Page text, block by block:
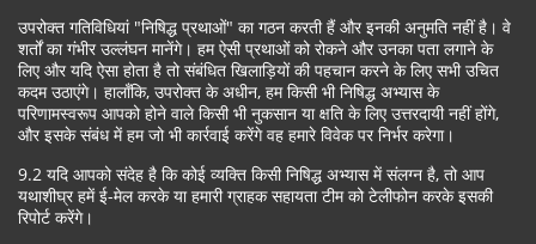
उपरोक्त गतिविधियां "निषिद्ध प्रथाओं" का गठन करती हैं और इनकी अनुमति नहीं है। वे
शर्तों का गंभीर उल्लंघन मानेंगे। हम ऐसी प्रथाओं को रोकने और उनका पता लगाने के
लिए और यदि ऐसा होता है तो संबंधित खिलाड़ियों की पहचान करने के लिए सभी उचित
कदम उठाएंगे। हालाँकि, उपरोक्त के अधीन, हम किसी भी निषिद्ध अभ्यास के
परिणामस्वरूप आपको होने वाले किसी भी नुकसान या क्षति के लिए उत्तरदायी नहीं होंगे,
और इसके संबंध में हम जो भी कार्रवाई करेंगे वह हमारे विवेक पर निर्भर करेगा।
9.2 यदि आपको संदेह है कि कोई व्यक्ति किसी निषिद्ध अभ्यास में संलग्न है, तो आप
यथाशीघ्र हमें ई-मेल करके या हमारी ग्राहक सहायता टीम को टेलीफोन करके इसकी
रिपोर्ट करेंगे।